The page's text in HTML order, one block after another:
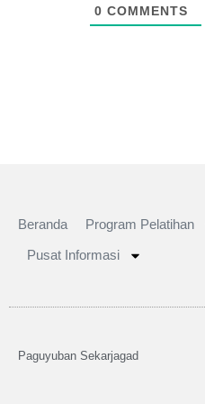
0 COMMENTS
Beranda Program Pelatihan
Pusat Informasi
Paguyuban Sekarjagad